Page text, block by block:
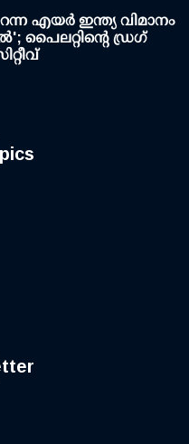
എയര്‍ ഇന്ത്യ വിമാനം
പൈലറ്റിന്റെ ഡ്രഗ്